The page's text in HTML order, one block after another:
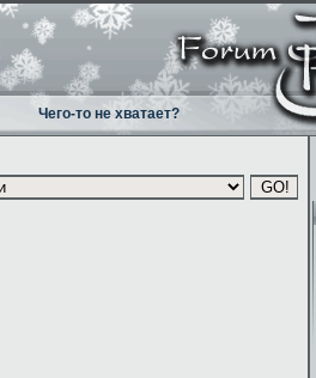
Чего-то не хватает?